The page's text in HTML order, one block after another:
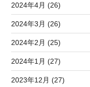
2024年4月 (26)
2024年3月 (26)
2024年2月 (25)
2024年1月 (27)
2023年12月 (27)